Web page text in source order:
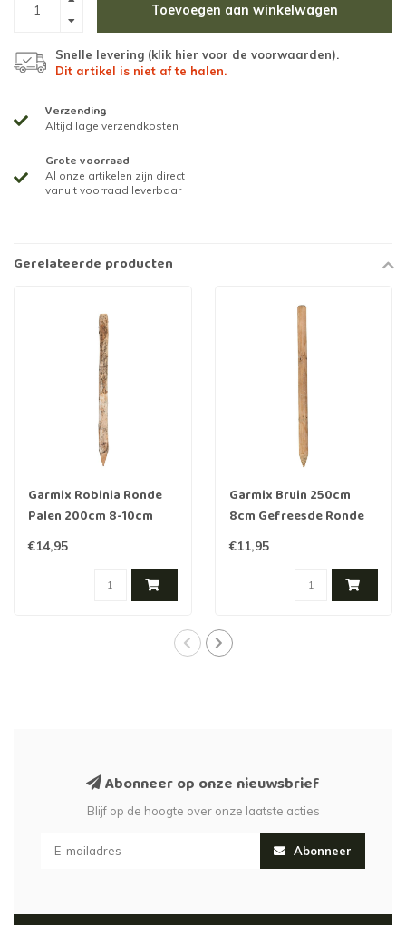
Toevoegen aan winkelwagen
Snelle levering (klik hier voor de voorwaarden).
Dit artikel is niet af te halen.
Verzending
Altijd lage verzendkosten
Grote voorraad
Al onze artikelen zijn direct
vanuit voorraad leverbaar
Gerelateerde producten
Garmix Robinia Ronde
Palen 200cm 8-10cm
€14,95
Garmix Bruin 250cm
8cm Gefreesde Ronde
Palen Hout
geïmpregneerd
€11,95
Abonneer op onze nieuwsbrief
Blijf op de hoogte over onze laatste acties
Abonneer